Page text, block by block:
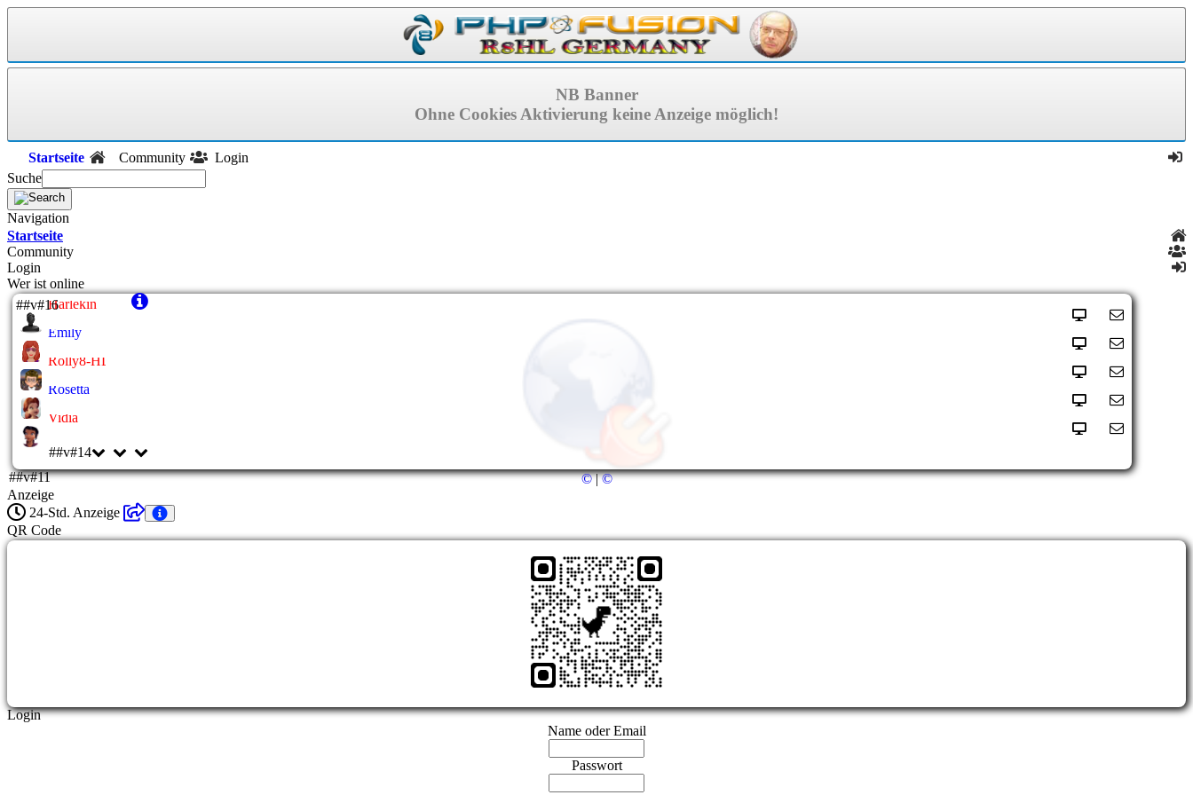
NB Banner
Ohne Cookies Aktivierung keine Anzeige möglich!
Startseite Community
Login
Suche
Navigation
Startseite
Community
Login
Wer ist online
##v#16Harlekin
Emily
Rolly8-HL
Rosetta
Vidia
##v#14
##v#11
©|©
Anzeige
24-Std. Anzeige
QR Code
Login
Name oder Email
Passwort